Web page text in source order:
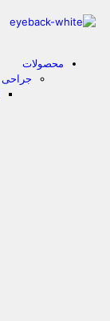
محصولات
جراحی